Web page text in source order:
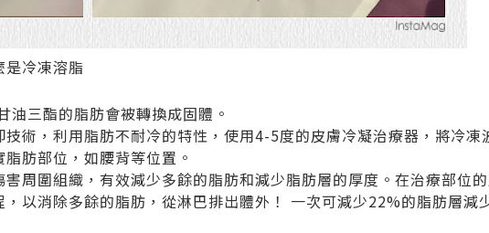
是冷凍溶脂
油三酯的脂肪會被轉換成固體。
技術，利用脂肪不耐冷的特性，使用4-5度的皮膚冷凝治療器，將冷凍
肪部位，如腰背等位置。
害周圍組織，有效減少多餘的脂肪和減少脂肪層的厚度。在治療部位
以消除多餘的脂肪，從淋巴排出體外！ 一次可減少22%的脂肪層減